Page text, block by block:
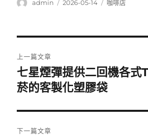
作
admin
發
2026-05-14
分
咖啡店
章
導
覽
上一篇文章
上
一
文
章:
七星煙彈提供二回機各式
菸的客製化塑膠袋
下一篇文章